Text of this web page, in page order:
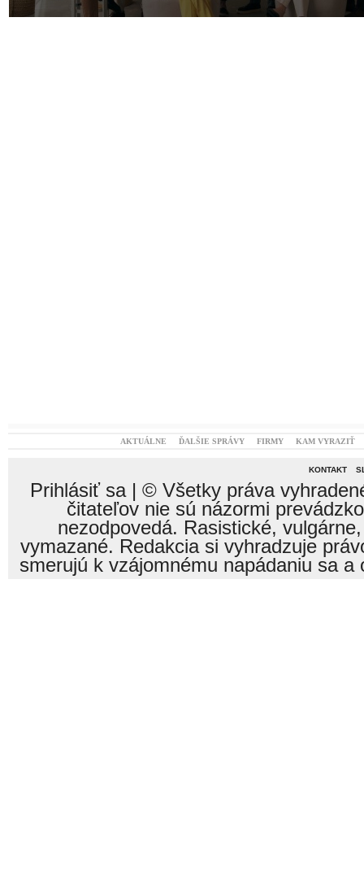
AKTUÁLNE ĎALŠIE SPRÁVY FIRMY KAM VYRAZIŤ
KONTAKT
Prihlásiť sa| © Všetky práva
čitateľov nie sú názormi
nezodpovedá. Rasistické,
vymazané. Redakcia si vyhradzuje
smerujú k vzájomnému napádaniu sa